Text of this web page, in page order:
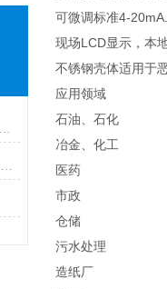
可微调标准4-
现场LCD显示，本
不锈钢壳体适用于
应用领域
石油、石化
冶金、化工
医药
市政
仓储
污水处理
造纸厂